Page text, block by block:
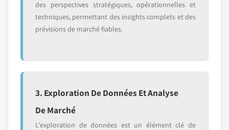
des perspectives stratégiques, opérationnelles et
techniques, permettant des insights complets et des
prévisions de marché fiables.
3. Exploration De Données Et Analyse
De Marché
L'exploration de données est un élément clé de